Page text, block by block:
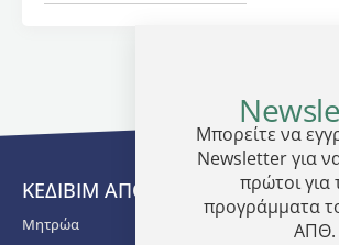
ΚΕΔΙΒΙΜ ΑΠΘ
Μητρώα
Μπορείτε να
Newsletter για
πρώτοι για
προγράμματα
ΑΠΘ.